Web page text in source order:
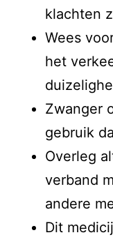
klachten
Wees
het
Zwanger
gebruik
Overleg
verband
andere
Dit